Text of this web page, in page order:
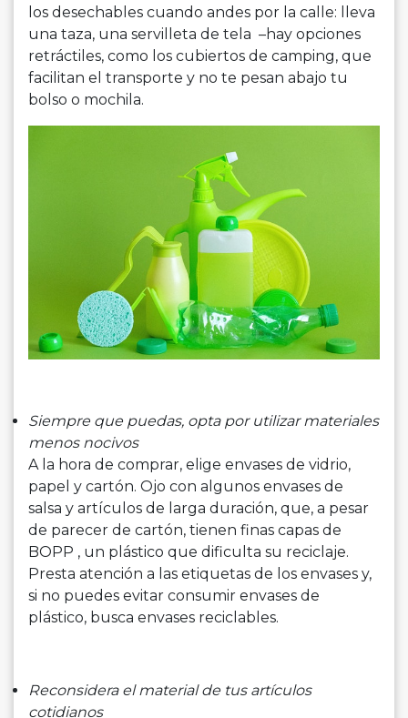
los desechables cuando andes por la calle: lleva
una taza, una servilleta de tela –hay opciones
retráctiles, como los cubiertos de camping, que
facilitan el transporte y no te pesan abajo tu
bolso o mochila.
Siempre que puedas, opta por utilizar materiales
menos nocivos
A la hora de comprar, elige envases de vidrio,
papel y cartón. Ojo con algunos envases de
salsa y artículos de larga duración, que, a pesar
de parecer de cartón, tienen finas capas de
BOPP , un plástico que dificulta su reciclaje.
Presta atención a las etiquetas de los envases y,
si no puedes evitar consumir envases de
plástico, busca envases reciclables.
Reconsidera el material de tus artículos
cotidianos